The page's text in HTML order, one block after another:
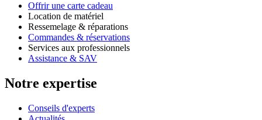
Offrir une carte cadeau
Location de matériel
Ressemelage & réparations
Commandes & réservations
Services aux professionnels
Assistance & SAV
Notre expertise
Conseils d'experts